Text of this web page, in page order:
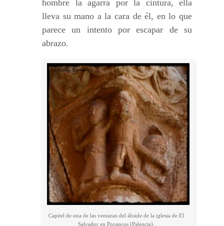
hombre la agarra por la cintura, ella
lleva su mano a la cara de él, en lo que
parece un intento por escapar de su
abrazo.
Capitel de una de las ventanas del ábside de la iglesia de El
Salvador en Pozancos (Palencia).